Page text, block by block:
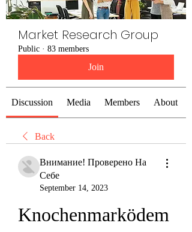
Market Research Group
Public · 83 members
Join
Discussion Media Members About
Back
Внимание! Проверено На
Себе
September 14, 2023
Knochenmarködem